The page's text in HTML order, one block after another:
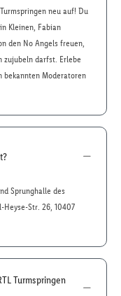
neu auf! Du
Kleinen, Fabian
den No Angels freuen,
zujubeln darfst. Erlebe
bekannten Moderatoren
Sprunghalle des
Str. 26, 10407
Turmspringen